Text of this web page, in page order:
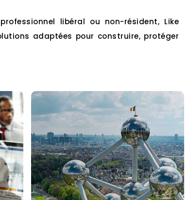
libéral ou non-résident, Like
adaptées pour construire, protéger